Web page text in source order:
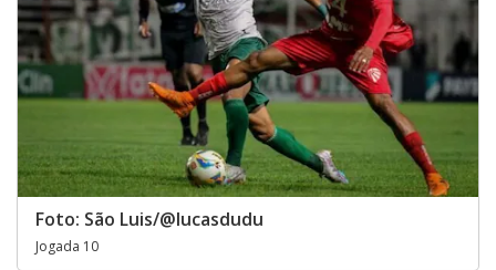
Foto: São Luis/@lucasdudu
Jogada 10